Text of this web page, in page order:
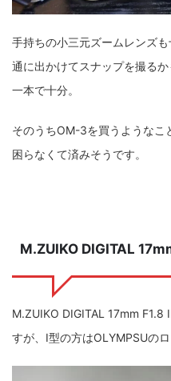
手持ちの小三元ズームレンズ
通に出かけてスナップを撮る
一本で十分。
そのうちOM-3を買うようなこ
困らなくて済みそうです。
M.ZUIKO DIGITAL
M.ZUIKO DIGITAL 17mm F1.8
すが、I型の方はOLYMPSUのロ